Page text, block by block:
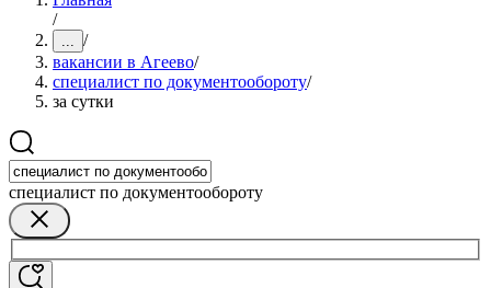
/
... /
вакансии в Агеево/
специалист по документообороту/
за сутки
специалист по документообороту